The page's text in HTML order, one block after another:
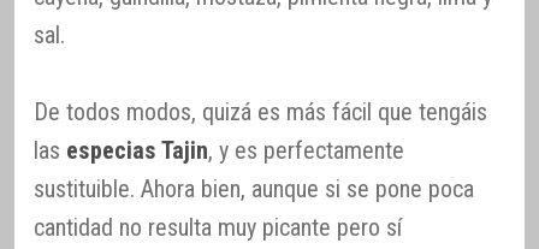
sal.
De todos modos, quizá es más fácil que tengáis
las especias Tajin, y es perfectamente
sustituible. Ahora bien, aunque si se pone poca
cantidad no resulta muy picante pero sí